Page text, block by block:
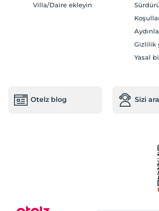
Villa/Daire ekleyin
Gizlilik
Yasal
Otelz blog Sizi